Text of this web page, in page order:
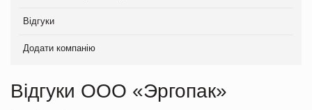
Відгуки
Додати компанію
Відгуки ООО «Эргопак»